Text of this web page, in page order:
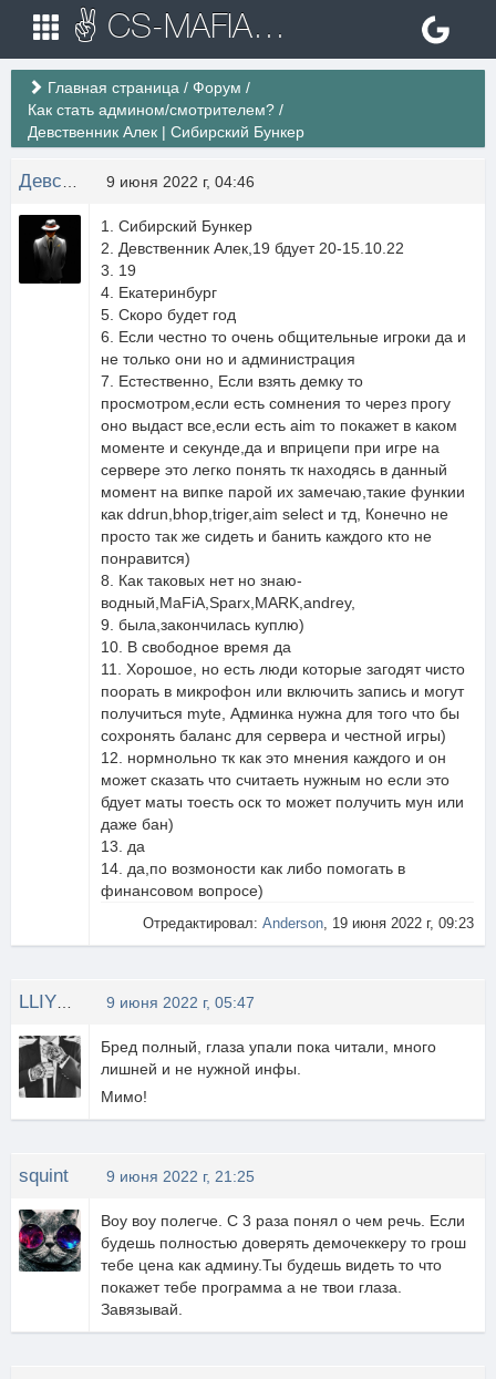
✌ CS-MAFIA.RU ✌ Игровые сервера Counter Strike 1.6
Главная страница / Форум /
Как стать админом/смотрителем? /
Девственник Алек | Сибирский Бункер
9 июня 2022 г, 04:46
1. Сибирский Бункер
2. Девственник Алек,19 бдует 20-15.10.22
3. 19
4. Екатеринбург
5. Скоро будет год
6. Если честно то очень общительные игроки да и
не только они но и администрация
7. Естественно, Если взять демку то
просмотром,если есть сомнения то через прогу
оно выдаст все,если есть aim то покажет в каком
моменте и секунде,да и вприцепи при игре на
сервере это легко понять тк находясь в данный
момент на випке парой их замечаю,такие функии
как ddrun,bhop,triger,aim select и тд, Конечно не
просто так же сидеть и банить каждого кто не
понравится)
8. Как таковых нет но знаю-
водный,MaFiA,Sparx,MARK,andrey,
9. была,закончилась куплю)
10. В свободное время да
11. Хорошое, но есть люди которые загодят чисто
поорать в микрофон или включить запись и могут
получиться myte, Админка нужна для того что бы
сохронять баланс для сервера и честной игры)
12. нормнольно тк как это мнения каждого и он
может сказать что считаеть нужным но если это
бдует маты тоесть оск то может получить мун или
даже бан)
13. да
14. да,по возмоности как либо помогать в
финансовом вопросе)
Отредактировал: Anderson, 19 июня 2022 г, 09:23
9 июня 2022 г, 05:47
Бред полный, глаза упали пока читали, много
лишней и не нужной инфы.
Мимо!
squint 9 июня 2022 г, 21:25
Воу воу полегче. С 3 раза понял о чем речь. Если
будешь полностью доверять демочеккеру то грош
тебе цена как админу.Ты будешь видеть то что
покажет тебе программа а не твои глаза.
Завязывай.